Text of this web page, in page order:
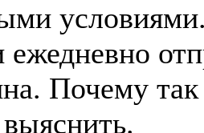
Почему